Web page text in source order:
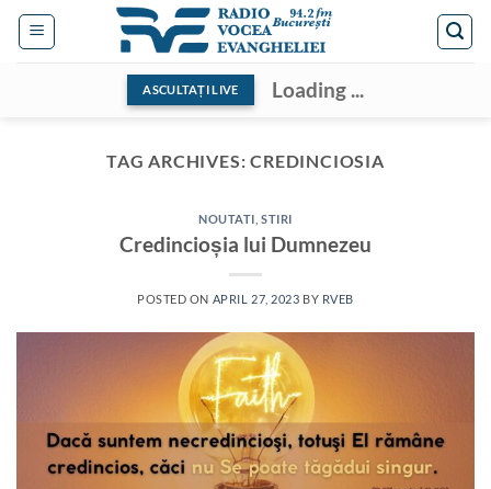
Skip
ASCULTAȚI LIVE Loading ...
TAG ARCHIVES:CREDINCIOSIA
NOUTATI ,STIRI
Credincioșia lui Dumnezeu
POSTED ON APRIL 27, 2023 BY RVEB